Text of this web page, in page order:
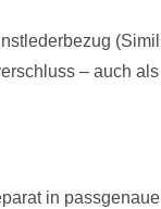
– auch
in